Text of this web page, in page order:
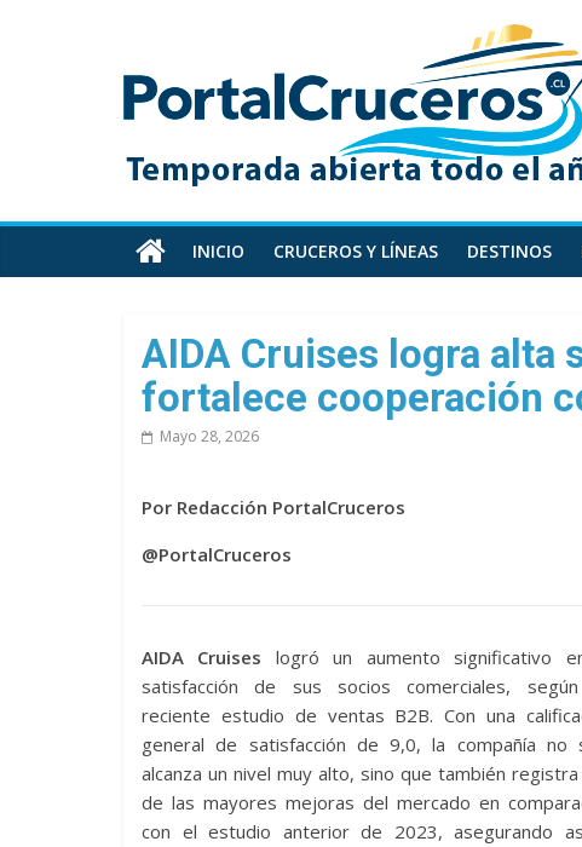
PortalCruceros
Toda
información
cruceros
en
un
sitio
INICIO CRUCEROS Y LÍNEAS DESTINOS
AIDA Cruises logra alta
fortalece cooperación
Mayo 28, 2026
Por Redacción PortalCruceros
@PortalCruceros
AIDA Cruises logró un aumento significativo
satisfacción de sus socios comerciales,
reciente estudio de ventas B2B. Con una
general de satisfacción de 9,0, la compañía no
alcanza un nivel muy alto, sino que también registra
de las mayores mejoras del mercado en
con el estudio anterior de 2023, asegurando